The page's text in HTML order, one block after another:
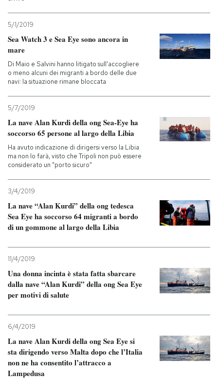
5/1/2019
Sea Watch 3 e Sea Eye sono ancora in
mare
Di Maio e Salvini hanno litigato sull'accogliere
o meno alcuni dei migranti a bordo delle due
navi: la situazione rimane bloccata
5/7/2019
La nave Alan Kurdi della ong Sea-Eye ha
soccorso 65 persone al largo della Libia
Ha avuto indicazione di dirigersi verso la Libia
ma non lo farà, visto che Tripoli non può essere
considerato un "porto sicuro"
3/4/2019
La nave “Alan Kurdi” della ong tedesca
Sea Eye ha soccorso 64 migranti a bordo
di un gommone al largo della Libia
11/4/2019
Una donna incinta è stata fatta sbarcare
dalla nave “Alan Kurdi” della ong Sea Eye
per motivi di salute
6/4/2019
La nave Alan Kurdi della ong Sea Eye si
sta dirigendo verso Malta dopo che l’Italia
non ne ha consentito l’attracco a
Lampedusa